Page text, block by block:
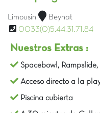
Limousin
Beynat
0033(0)5.44.31.71.84
Nuestros Extras :
Spacebowl, Rampslide,
Acceso directo a la
Piscina cubierta